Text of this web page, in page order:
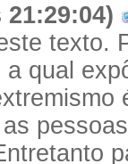
21:29:04)
texto.
qual